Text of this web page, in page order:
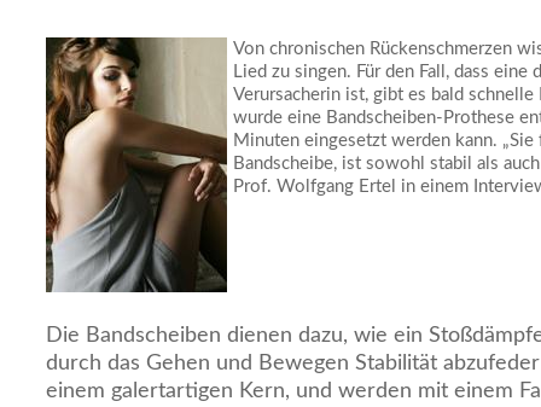
Von chronischen Rückenschmerzen
Lied zu singen. Für den Fall, dass eine
Verursacherin ist, gibt es bald
wurde eine Bandscheiben-Prothese
Minuten eingesetzt werden kann.
Bandscheibe, ist sowohl stabil als
Prof. Wolfgang Ertel in einem
Die Bandscheiben dienen dazu, wie ein
durch das Gehen und Bewegen Stabilität
einem galertartigen Kern, und werden mit einem